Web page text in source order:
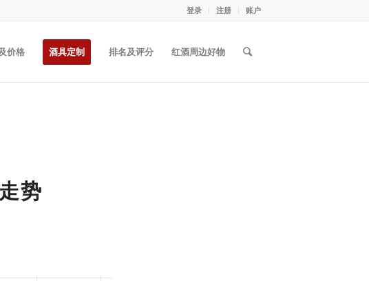
登录 注册 账户
价格 酒具定制 排名及评分 红酒周边好物
势